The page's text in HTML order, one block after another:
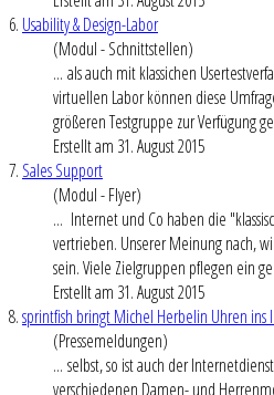
6. Usability & Design-Labor
(Modul - Schnittstellen)
... als auch mit klassichen
virtuellen Labor können diese
größeren Testgruppe zur Verfügung
Erstellt am 31. August 2015
7. Sales Support
(Modul - Flyer)
... Internetund Co haben die
vertrieben. Unserer Meinung nach,
sein. Viele Zielgruppen pflegen ein
Erstellt am 31. August 2015
8.sprintfish bringt Michel Herbelin Uhren ins
(Pressemeldungen)
... selbst, so ist auch derInternet
verschiedenen Damen- und